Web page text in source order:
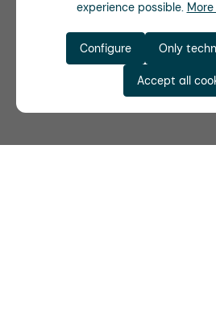
experience possible.
Only
Configure
Accept all